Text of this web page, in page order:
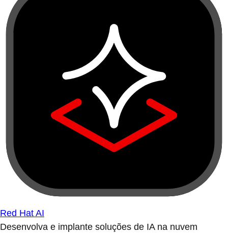
Red Hat AI
Desenvolva e implante soluções de IA na nuvem